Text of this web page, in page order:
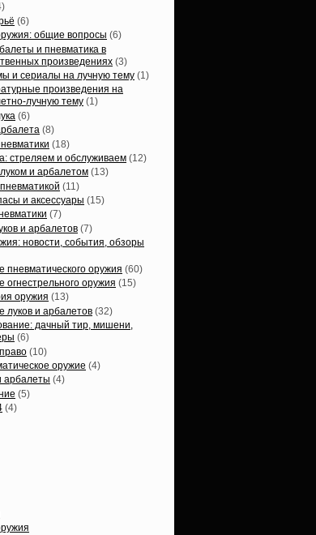
(6)
общие вопросы (6)
и пневматика в
произведениях (3)
и сериалы на лучную тему (1)
произведения на
лучную тему (1)
(6)
(8)
(18)
стреляем и обслуживаем (12)
и арбалетом (13)
(11)
и аксессуары (15)
(7)
и арбалетов (7)
новости, события, обзоры
пневматического оружия (60)
огнестрельного оружия (15)
оружия (13)
луков и арбалетов (32)
дачный тир, мишени,
(6)
(10)
оружие (4)
арбалеты (4)
(5)
(4)